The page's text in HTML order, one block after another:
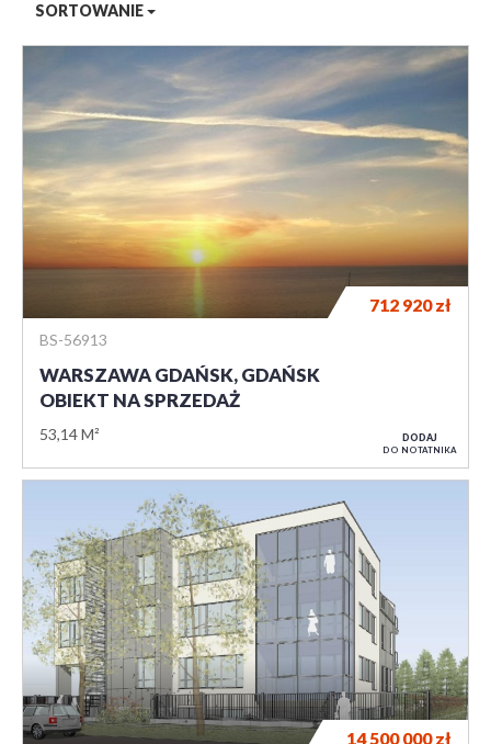
SORTOWANIE
BS-56913
WARSZAWA GDAŃSK, GDAŃSK
OBIEKT NA SPRZEDAŻ
53,14 M²
712 920zł
DODAJ
DO NOTATNIKA
14 500 000zł